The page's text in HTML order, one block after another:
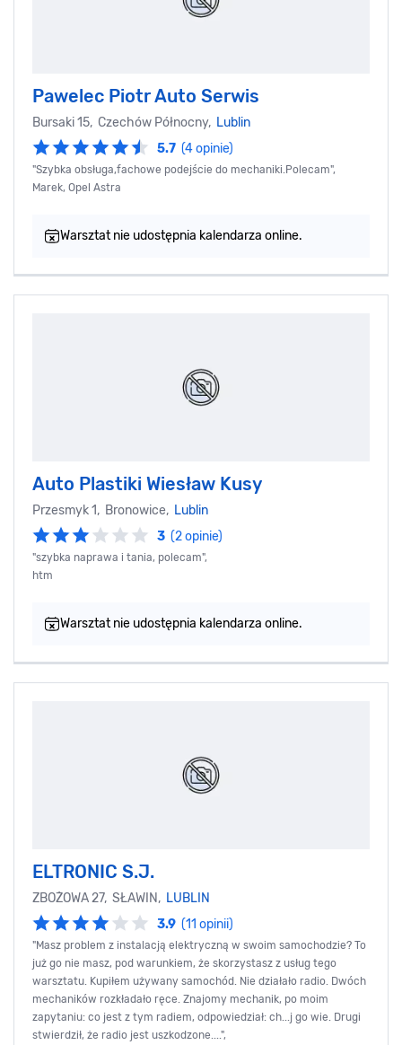
Pawelec Piotr Auto Serwis
Bursaki 15, Czechów Północny, Lublin
5.7 (4 opinie)
"Szybka obsługa,fachowe podejście do mechaniki.Polecam",
Marek, Opel Astra
Warsztat nie udostępnia kalendarza online.
Auto Plastiki Wiesław Kusy
Przesmyk 1, Bronowice, Lublin
3 (2 opinie)
"szybka naprawa i tania, polecam",
htm
Warsztat nie udostępnia kalendarza online.
ELTRONIC S.J.
ZBOŻOWA 27, SŁAWIN, LUBLIN
3.9 (11 opinii)
"Masz problem z instalacją elektryczną w swoim samochodzie? To
już go nie masz, pod warunkiem, że skorzystasz z usług tego
warsztatu. Kupiłem używany samochód. Nie działało radio. Dwóch
mechaników rozkładało ręce. Znajomy mechanik, po moim
zapytaniu: co jest z tym radiem, odpowiedział: ch...j go wie. Drugi
stwierdził, że radio jest uszkodzone....",